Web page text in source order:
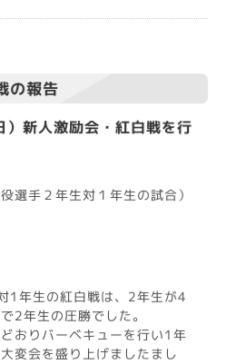
の報告
新人激励会・紅白戦を行
選手２年生対１年生の試合）
1年生の紅白戦は、2年生が4
2年生の圧勝でした。
おりバーベキューを行い1年
変会を盛り上げましたまし